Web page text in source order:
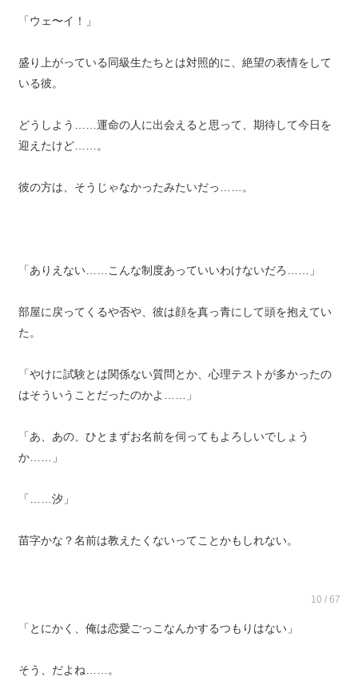
「ウェ〜イ！」
盛り上がっている同級生たちとは対照的に、絶望の表情をして
いる彼。
どうしよう……運命の人に出会えると思って、期待して今日を
迎えたけど……。
彼の方は、そうじゃなかったみたいだっ……。
「ありえない……こんな制度あっていいわけないだろ……」
部屋に戻ってくるや否や、彼は顔を真っ青にして頭を抱えてい
た。
「やけに試験とは関係ない質問とか、心理テストが多かったの
はそういうことだったのかよ……」
「あ、あの、ひとまずお名前を伺ってもよろしいでしょう
か……」
「……汐」
苗字かな？名前は教えたくないってことかもしれない。
10 / 67
「とにかく、俺は恋愛ごっこなんかするつもりはない」
そう、だよね……。